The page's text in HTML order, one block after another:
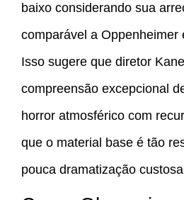
baixo considerando sua
comparável a Oppenheimer
Isso sugere que diretor
compreensão excepcional
horror atmosférico com
que o material base é tão
pouca dramatização